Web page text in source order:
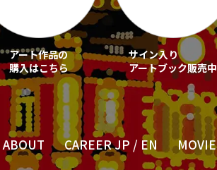
アート作品の
購入はこちら
サイン入り
アートブック販売中
ABOUT CAREER JP / EN MOVIE